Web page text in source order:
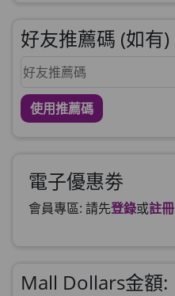
好友推薦碼 (如有)
使用推薦碼
電子優惠劵
會員專區: 請先登錄或註冊
Mall Dollars金額: